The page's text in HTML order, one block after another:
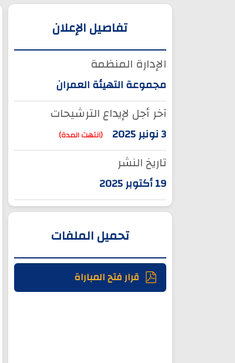
تفاصيل الإعلان
الإدارة المنظمة
مجموعة التهيئة العمران
آخر أجل لإيداع الترشيحات
3 نونبر 2025 (انتهت المدة)
تاريخ النشر
19 أكتوبر 2025
تحميل الملفات
قرار فتح المباراة